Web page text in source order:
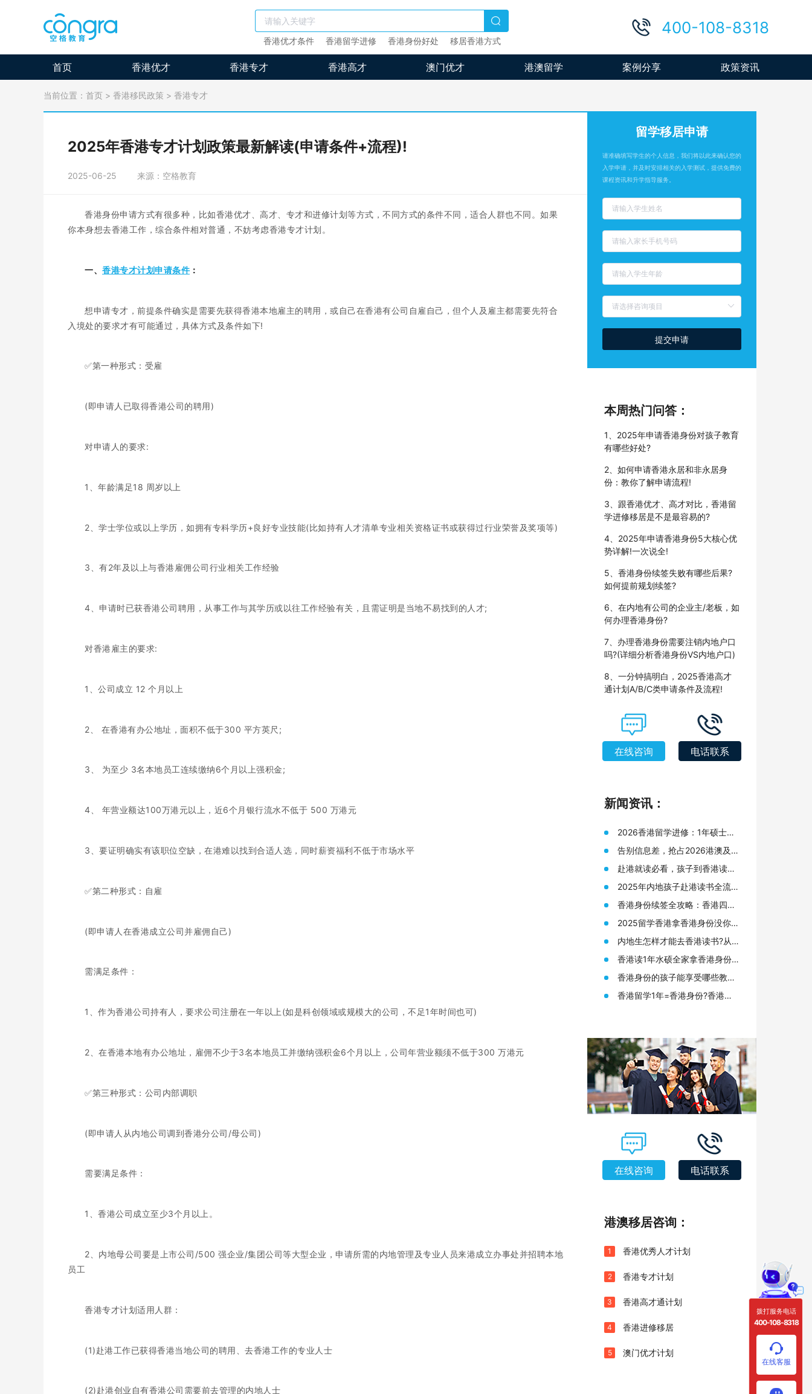
香港优才条件 香港留学进修 香港身份好处 移居香港方式
400-108-8318
首页 香港优才 香港专才 香港高才 澳门优才 港澳留学 案例分享 政策资讯
当前位置： 首页 > 香港移民政策 > 香港专才
2025年香港专才计划政策最新解读(申请条件+流程)!
2025-06-25 来源：空格教育
香港身份申请方式有很多种，比如香港优才、高才、专才和进修计划等方式，不同方式的条件不同，适合人群也不同。如果
你本身想去香港工作，综合条件相对普通，不妨考虑香港专才计划。
一、 香港专才计划申请条件 ：
想申请专才，前提条件确实是需要先获得香港本地雇主的聘用，或自己在香港有公司自雇自己，但个人及雇主都需要先符合
入境处的要求才有可能通过，具体方式及条件如下!
✅第一种形式：受雇
(即申请人已取得香港公司的聘用)
对申请人的要求:
1、年龄满足18 周岁以上
2、学士学位或以上学历，如拥有专科学历+良好专业技能(比如持有人才清单专业相关资格证书或获得过行业荣誉及奖项等)
3、有2年及以上与香港雇佣公司行业相关工作经验
4、申请时已获香港公司聘用，从事工作与其学历或以往工作经验有关，且需证明是当地不易找到的人才;
对香港雇主的要求:
1、公司成立 12 个月以上
2、 在香港有办公地址，面积不低于300 平方英尺;
3、 为至少 3名本地员工连续缴纳6个月以上强积金;
4、 年营业额达100万港元以上，近6个月银行流水不低于 500 万港元
3、要证明确实有该职位空缺，在港难以找到合适人选，同时薪资福利不低于市场水平
✅第二种形式：自雇
(即申请人在香港成立公司并雇佣自己)
需满足条件：
1、作为香港公司持有人，要求公司注册在一年以上(如是科创领域或规模大的公司，不足1年时间也可)
2、在香港本地有办公地址，雇佣不少于3名本地员工并缴纳强积金6个月以上，公司年营业额须不低于300 万港元
✅第三种形式：公司内部调职
(即申请人从内地公司调到香港分公司/母公司)
需要满足条件：
1、香港公司成立至少3个月以上。
2、内地母公司要是上市公司/500 强企业/集团公司等大型企业，申请所需的内地管理及专业人员来港成立办事处并招聘本地
员工
香港专才计划适用人群：
(1)赴港工作已获得香港当地公司的聘用、去香港工作的专业人士
(2)赴港创业自有香港公司需要前去管理的内地人士
留学移居申请
请准确填写学生的个人信息，我们将以此来确认您的
入学申请，并及时安排相关的入学测试，提供免费的
课程资讯和升学指导服务。
提交申请
本周热门问答：
1、2025年申请香港身份对孩子教育
有哪些好处?
2、如何申请香港永居和非永居身
份：教你了解申请流程!
3、跟香港优才、高才对比，香港留
学进修移居是不是最容易的?
4、2025年申请香港身份5大核心优
势详解!一次说全!
5、香港身份续签失败有哪些后果?
如何提前规划续签?
6、在内地有公司的企业主/老板，如
何办理香港身份?
7、办理香港身份需要注销内地户口
吗?(详细分析香港身份VS内地户口)
8、一分钟搞明白，2025香港高才
通计划A/B/C类申请条件及流程!
在线咨询 电话联系
新闻资讯：
2026香港留学进修：1年硕士拿
身份，普通人的“黄金窗口期”还
剩多久？
告别信息差，抢占2026港澳及海
外名校申请先机
赴港就读必看，孩子到香港读书
需要准备哪些材料?
2025年内地孩子赴港读书全流
程，从身份规划到升学路径!
香港身份续签全攻略：香港四大
人才签证续签条件终于有人说透
了
2025留学香港拿香港身份没你想
的那么难!附香港12所大学研究生
申请要求
内地生怎样才能去香港读书?从
申请香港身份到赴港读书7步指
南!
香港读1年水硕全家拿香港身份?
来看看港硕申请条件和优势!
香港身份的孩子能享受哪些教育
资源?在高考升学方面又有何优
势?
香港留学1年=香港身份?香港留
在线咨询 电话联系
港澳移居咨询：
1 香港优秀人才计划
2 香港专才计划
3 香港高才通计划
4 香港进修移居
5 澳门优才计划
拨打服务电话
400-108-8318
在线客服